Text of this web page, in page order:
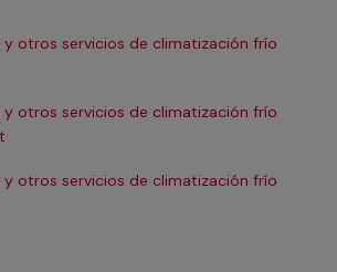
y otros servicios de climatización frío
y otros servicios de climatización frío
y otros servicios de climatización frío